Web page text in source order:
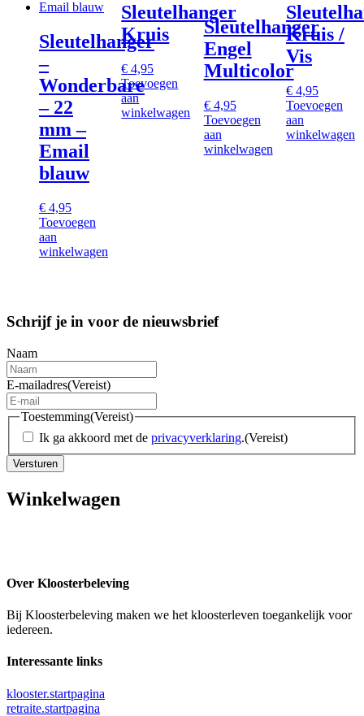
Sleutelhanger
–
Wonderbare
– 22
mm –
Email
blauw
€ 4,95
Toevoegen
aan
winkelwagen
Sleutelhanger
Kruis
€ 4,95
Toevoegen
aan
winkelwagen
Sleutelhanger
Engel
Multicolor
€4,95
Toevoegen
aan
winkelwagen
Kruis /
Vis
€4,95
Toevoegen
aan
winkelwagen
Schrijf je in voor de nieuwsbrief
Naam
E-mailadres(Vereist)
Toestemming(Vereist)
Ik ga akkoord met de privacyverklaring.(Vereist)
Versturen
Winkelwagen
Over Kloosterbeleving
Bij Kloosterbeleving maken we het kloosterleven toegankelijk voor
iedereen.
Interessante links
klooster.startpagina
retraite.startpagina